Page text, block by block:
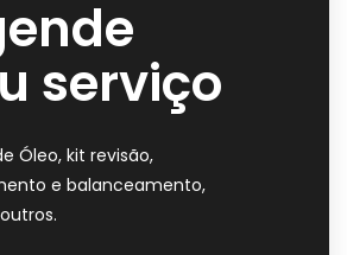
serviço
Óleo, kit revisão,
e balanceamento,